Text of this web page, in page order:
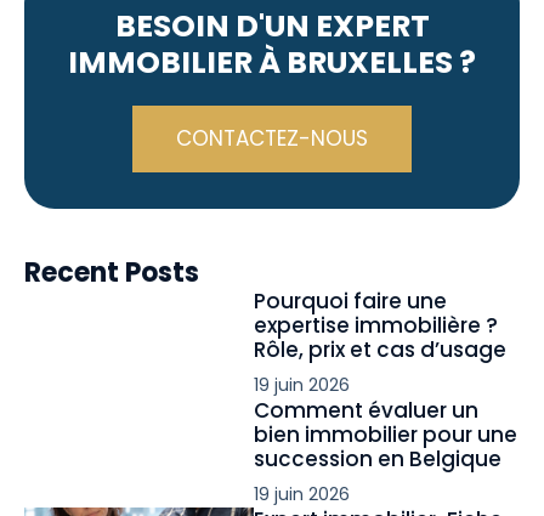
BESOIN D'UN EXPERT
IMMOBILIER À BRUXELLES ?
CONTACTEZ-NOUS
Recent Posts
Pourquoi faire une
expertise immobilière ?
Rôle, prix et cas d’usage
19 juin 2026
Comment évaluer un
bien immobilier pour une
succession en Belgique
19 juin 2026